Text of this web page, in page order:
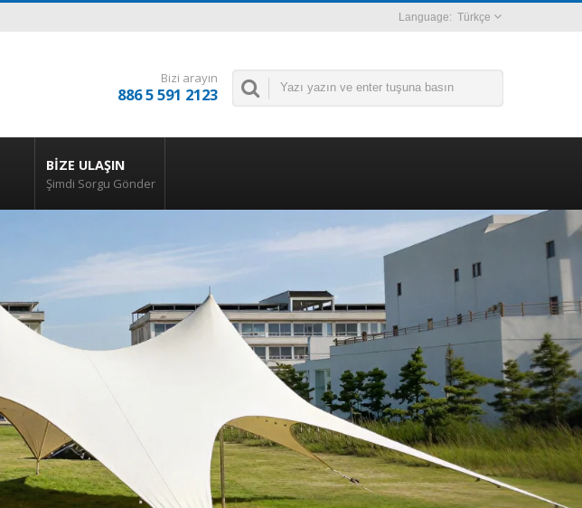
Türkçe
Bizi arayın
886 5 591 2123
BIZE ULAŞIN
Şimdi Sorgu Gönder